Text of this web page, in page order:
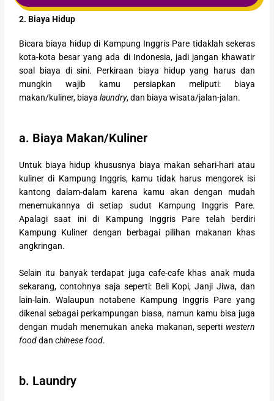
2. Biaya Hidup
Bicara biaya hidup di Kampung Inggris Pare tidaklah sekeras
kota-kota besar yang ada di Indonesia, jadi jangan khawatir
soal biaya di sini. Perkiraan biaya hidup yang harus dan
mungkin wajib kamu persiapkan meliputi: biaya
makan/kuliner, biayalaundry, dan biaya wisata/jalan-jalan.
a. Biaya Makan/Kuliner
Untuk biaya hidup khususnya biaya makan sehari-hari atau
kuliner di Kampung Inggris, kamu tidak harus mengorek isi
kantong dalam-dalam karena kamu akan dengan mudah
menemukannya di setiap sudut Kampung Inggris Pare.
Apalagi saat ini di Kampung Inggris Pare telah berdiri
Kampung Kuliner dengan berbagai pilihan makanan khas
angkringan.
Selain itu banyak terdapat juga cafe-cafe khas anak muda
sekarang, contohnya saja seperti: Beli Kopi, Janji Jiwa, dan
lain-lain. Walaupun notabene Kampung Inggris Pare yang
dikenal sebagai perkampungan biasa, namun kamu bisa juga
dengan mudah menemukan aneka makanan, seperti western
fooddanchinese food.
b. Laundry